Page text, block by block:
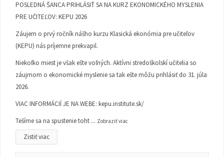
POSLEDNÁ ŠANCA PRIHLÁSIŤ SA NA KURZ EKONOMICKÉHO MYSLENIA
PRE UČITEĽOV: KEPU 2026
Záujem o prvý ročník nášho kurzu Klasická ekonómia pre učiteľov
(KEPU) nás príjemne prekvapil.
Niekoľko miest je však ešte voľných. Aktívni stredoškolskí učitelia so
záujmom o ekonomické myslenie sa tak ešte môžu prihlásiť do 31. júla
2026.
VIAC INFORMÁCIÍ JE NA WEBE: kepu.institute.sk/
Tešíme sa na spustenie toht ... Zobraziť viac
Zistiť viac